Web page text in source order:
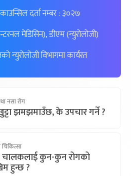
दर्ता नम्बर : ३०२७
मेडिसिन), डीएम (न्युरोलोजी)
न्युरोलोजी विभागमा कार्यरत
नसा रोग
झमझमाउँछ, के उपचार गर्ने ?
चिकित्सा
चालकलाई कुन-कुन रोगको
हुन्छ ?